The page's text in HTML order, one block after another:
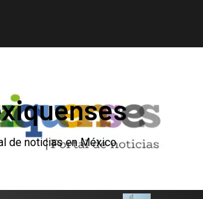
de noticias en México